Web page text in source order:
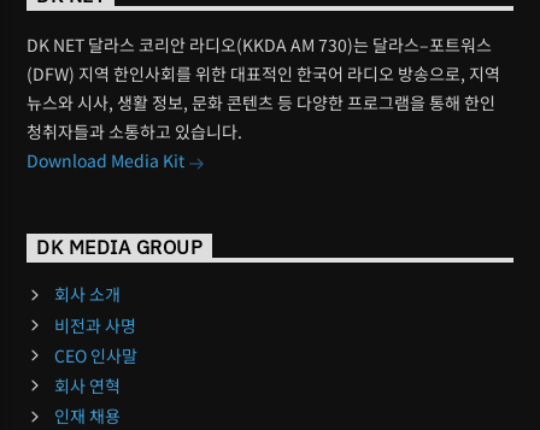
DK NET 달라스 코리안 라디오(KKDA AM 730)는 달라스–포트워스
(DFW) 지역 한인사회를 위한 대표적인 한국어 라디오 방송으로, 지역
뉴스와 시사, 생활 정보, 문화 콘텐츠 등 다양한 프로그램을 통해 한인
청취자들과 소통하고 있습니다.
Download Media Kit
DK MEDIA GROUP
회사 소개
비전과 사명
CEO 인사말
회사 연혁
인재 채용